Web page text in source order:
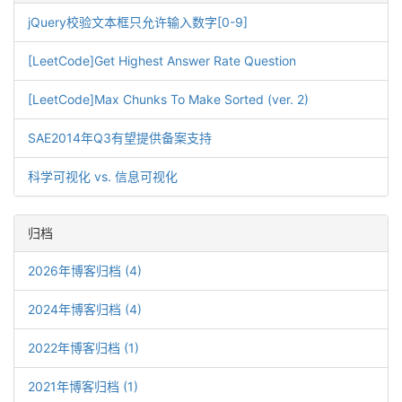
jQuery校验文本框只允许输入数字[0-9]
[LeetCode]Get Highest Answer Rate Question
[LeetCode]Max Chunks To Make Sorted (ver. 2)
SAE2014年Q3有望提供备案支持
科学可视化 vs. 信息可视化
归档
2026年博客归档 (4)
2024年博客归档 (4)
2022年博客归档 (1)
2021年博客归档 (1)